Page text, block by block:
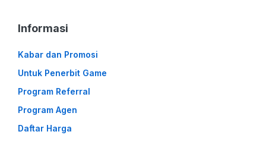
Informasi
Kabar dan Promosi
Untuk Penerbit Game
Program Referral
Program Agen
Daftar Harga